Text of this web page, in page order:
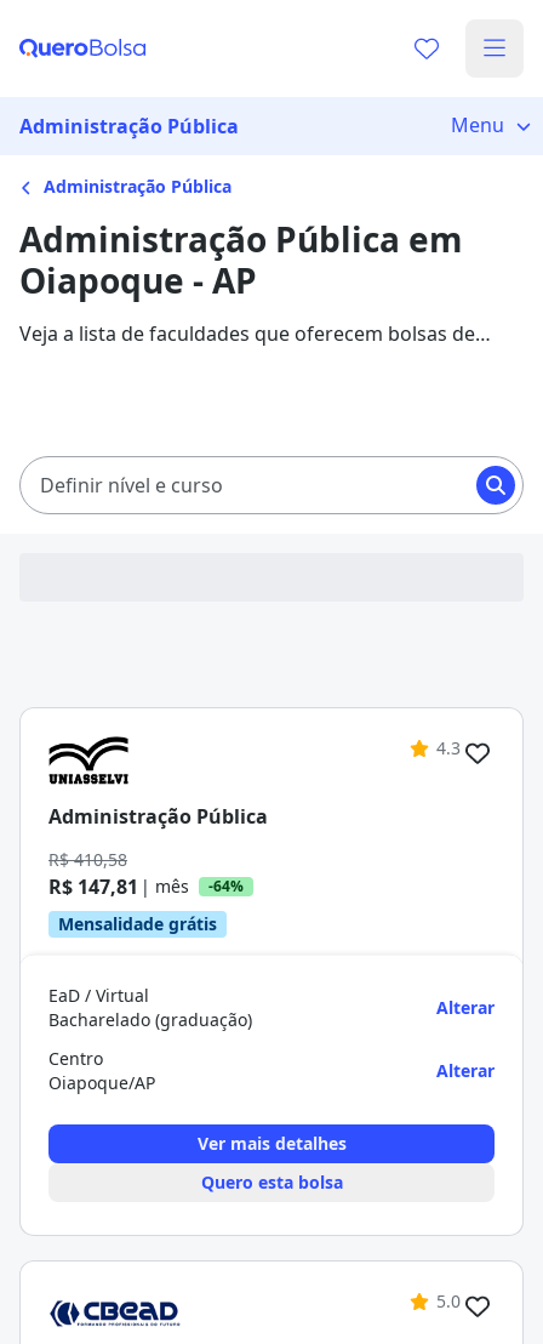
Administração Pública Menu
Administração Pública
Administração Pública em
Oiapoque - AP
Veja a lista de faculdades que oferecem bolsas de
Definir nível e curso
4.3
Administração Pública
R$ 410,58
R$ 147,81 | mês -64%
Mensalidade grátis
EaD / Virtual
Bacharelado (graduação)
Alterar
Centro
Oiapoque/AP
Alterar
Ver mais detalhes
Quero esta bolsa
5.0